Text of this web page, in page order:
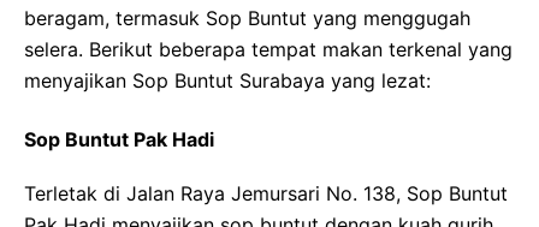
beragam, termasuk Sop Buntut yang menggugah
selera. Berikut beberapa tempat makan terkenal yang
menyajikan Sop Buntut Surabaya yang lezat:
Sop Buntut Pak Hadi
Terletak di Jalan Raya Jemursari No. 138, Sop Buntut